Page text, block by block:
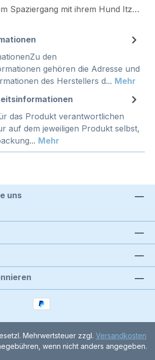
Spaziergang mit ihrem Hund Itz…
den
gehören die Adresse und
des Herstellers d... Mehr
das Produkt verantwortlichen
auf dem jeweiligen Produkt selbst,
Mehr
uns
Mehrwertsteuer zzgl. Versandkosten
wenn nicht anders angegeben.